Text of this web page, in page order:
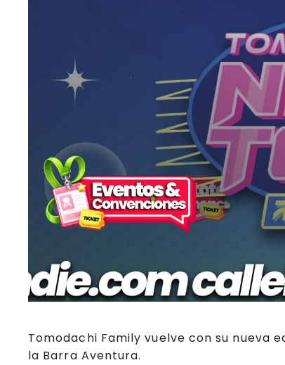
Tomodachi Family vuelve con su nueva
la Barra Aventura.